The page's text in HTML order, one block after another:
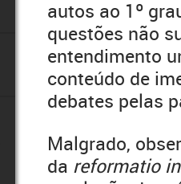
autos ao 1º
questões não
entendimento
conteúdo de
debates pelas
Malgrado,
da reformatio